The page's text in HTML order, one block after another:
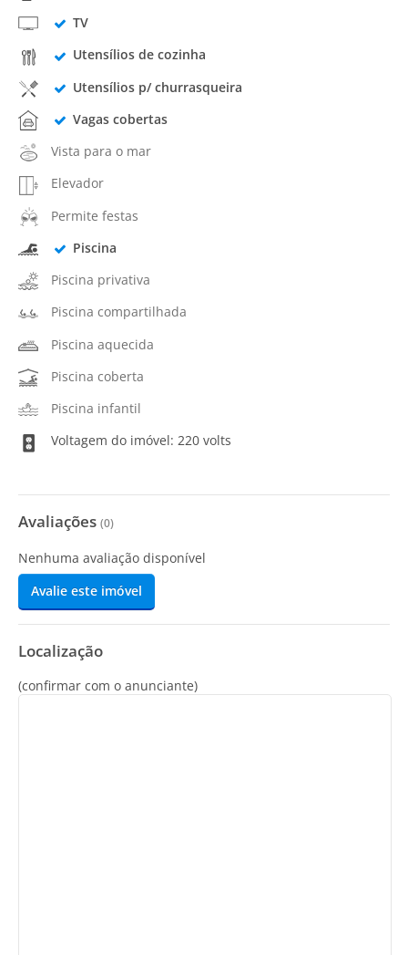
TV
Utensílios de cozinha
Utensílios p/ churrasqueira
Vagas cobertas
Vista para o mar
Elevador
Permite festas
Piscina
Piscina privativa
Piscina compartilhada
Piscina aquecida
Piscina coberta
Piscina infantil
Voltagem do imóvel: 220 volts
Avaliações (0)
Nenhuma avaliação disponível
Avalie este imóvel
Localização
(confirmar com o anunciante)